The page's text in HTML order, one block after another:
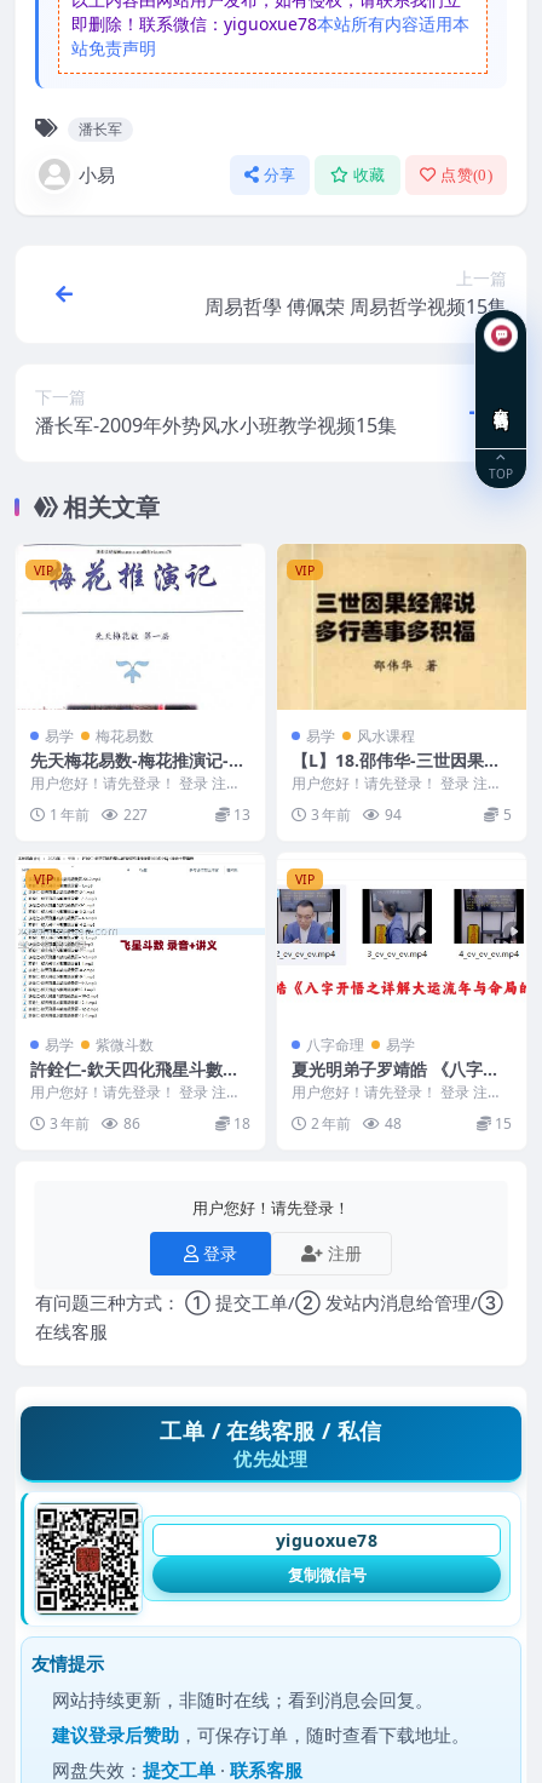
即删除！联系微信：yiguoxue78本站所有内容适用本
站免责声明
潘长军
小易 分享 收藏 点赞(0)
上一篇
周易哲學 傅佩荣 周易哲学视频15集
下一篇
潘长军-2009年外势风水小班教学视频15集
相关文章
VIP
易学 梅花易数
先天梅花易数-梅花推演记-赵
三雍
用户您好！请先登录！ 登录 注册
先天梅花易数-梅花推演记-赵三雍
随时删除需要...
1 年前 227 13
VIP
易学 风水课程
【L】18.邵伟华-三世因果经
解说-多行善事多积福.pdf
用户您好！请先登录！ 登录 注册
邵...3 年前 94 5
VIP
易学 紫微斗数
許銓仁-欽天四化飛星斗數高
級班課程录音
用户您好！请先登录！ 登录 注册
許銓仁-欽天四化飛星斗數高級班
課程录音 231...
3 年前 86 18
VIP
八字命理 易学
夏光明弟子罗靖皓 《八字开
悟之详解大运流年与命局的运
行规律》5集Y
用户您好！请先登录！ 登录 注册
夏光明弟子罗靖皓 《八字开悟之
详解大运流年与命...
2 年前 48 15
用户您好！请先登录！
登录 注册
有问题三种方式： ① 提交工单/② 发站内消息给管理/③
在线客服
工单 / 在线客服 / 私信
优先处理
yiguoxue78
复制微信号
友情提示
网站持续更新，非随时在线；看到消息会回复。
建议登录后赞助 ，可保存订单，随时查看下载地址。
网盘失效：提交工单 ·联系客服
TOP